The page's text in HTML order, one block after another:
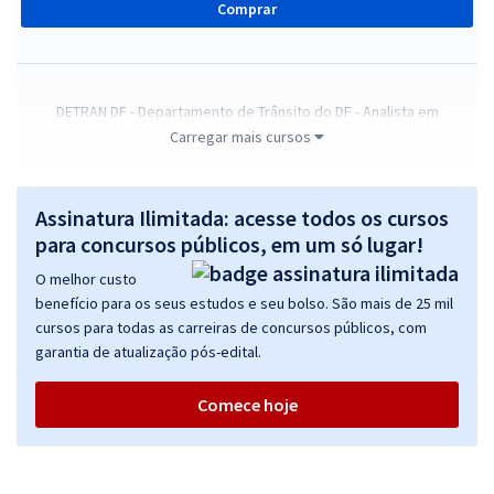
Comprar
DETRAN DF - Departamento de Trânsito do DF - Analista em
Atividades de Trânsito (Pré-edital)
35,99
Economize R$ 107,96 (-20%)
Comprar
DETRAN DF - Departamento de Trânsito do Distrito Federal -
Conhecimentos Gerais para o Cargo de Agente de Trânsito (Pré-
edital)
R$ 447,99à vista
Carregar mais cursos
Assinatura Ilimitada: acesse todos os cursos
para concursos públicos, em um só lugar!
O melhor custo
benefício para os seus estudos e seu bolso. São mais de 25 mil
cursos para todas as carreiras de concursos públicos, com
garantia de atualização pós-edital.
Comece hoje